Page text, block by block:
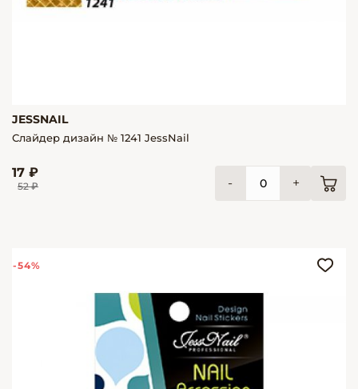
JESSNAIL
Слайдер дизайн № 1241 JessNail
17 ₽
52 ₽ - +
-54%